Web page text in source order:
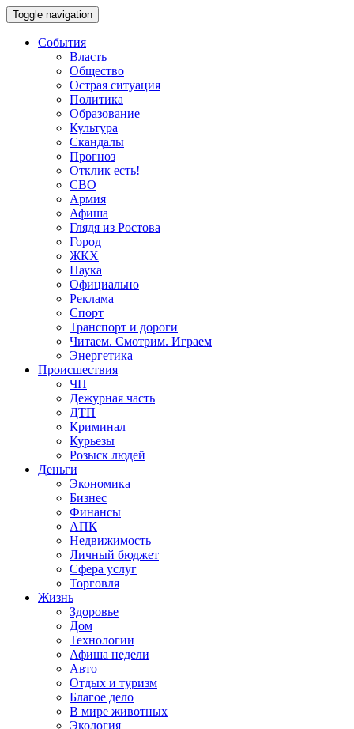
Toggle navigation
События
Власть
Общество
Острая ситуация
Политика
Образование
Культура
Скандалы
Прогноз
Отклик есть!
СВО
Армия
Афиша
Глядя из Ростова
Город
ЖКХ
Наука
Официально
Реклама
Спорт
Транспорт и дороги
Читаем. Смотрим. Играем
Энергетика
Происшествия
ЧП
Дежурная часть
ДТП
Криминал
Курьезы
Розыск людей
Деньги
Экономика
Бизнес
Финансы
АПК
Недвижимость
Личный бюджет
Сфера услуг
Торговля
Жизнь
Здоровье
Дом
Технологии
Афиша недели
Авто
Отдых и туризм
Благое дело
В мире животных
Экология